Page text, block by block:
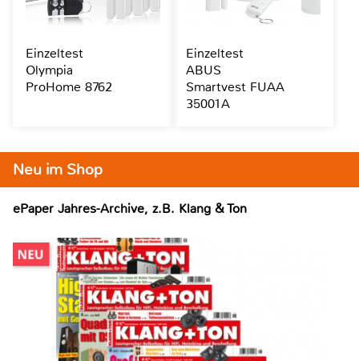
Neu im Shop
ePaper Jahres-Archive, z.B. Klang & Ton
Einzeltest
Olympia
ProHome 8762
Einzeltest
ABUS
Smartvest FUAA
35001A